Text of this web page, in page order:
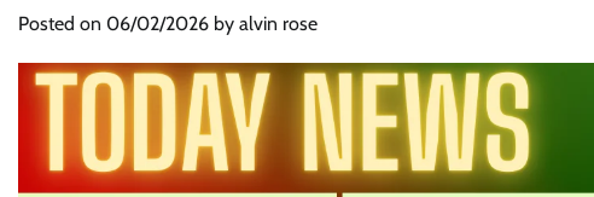
Posted on 06/02/2026 by alvin rose